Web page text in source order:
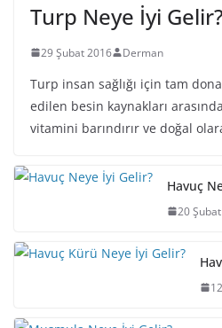
Turp Neye İyi Gelir?
29 Şubat 2016 Derman
Turp insan sağlığı için tam
edilen besin kaynakları
vitamini barındırır ve doğal
Havuç
20